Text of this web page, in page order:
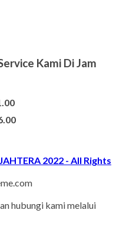
Kami Di Jam
2022 - All Rights
hubungi kami melalui